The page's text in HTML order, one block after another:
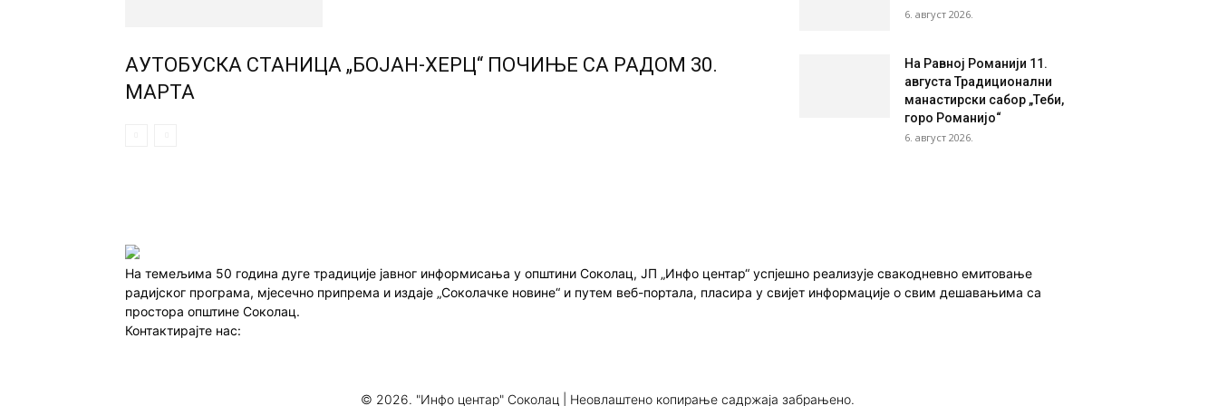
АУТОБУСКА СТАНИЦА „БОЈАН-ХЕРЦ“ ПОЧИЊЕ СА РАДОМ 30.
МАРТА
6. август 2026.
На Равној Романији 11.
августа Традиционални
манастирски сабор „Теби,
горо Романијо“
6. август 2026.
На темељима 50 година дуге традиције јавног информисања у општини Соколац, ЈП „Инфо центар“ успјешно реализује свакодневно емитовање
радијског програма, мјесечно припрема и издаје „Соколачке новине“ и путем веб-портала, пласира у свијет информације о свим дешавањима са
простора општине Соколац.
Контактирајте нас:
© 2026. "Инфо центар" Соколац | Неовлаштено копирање садржаја забрањено.